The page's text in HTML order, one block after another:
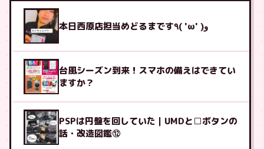
本日西原店担当めどるまです٩( 'ω' )و
台風シーズン到来！スマホの備えはできてい
ますか？
PSPは円盤を回していた｜UMDと□ボタンの
話・改造図鑑⑫